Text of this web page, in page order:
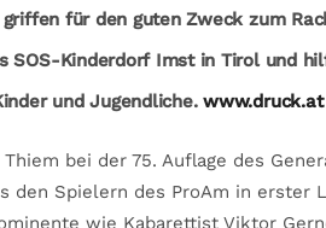
für den guten Zweck zum
SOS-Kinderdorf Imst in Tirol und
und Jugendliche.www.druck.at
bei der 75. Auflage des
den Spielern des ProAm in erster
wie Kabarettist Viktor